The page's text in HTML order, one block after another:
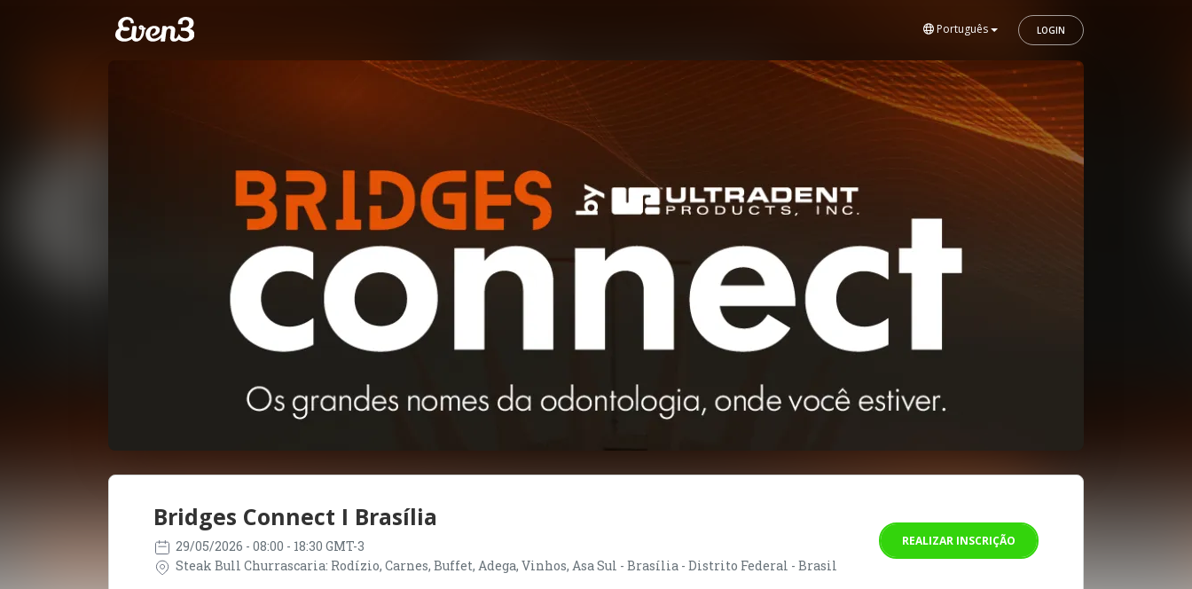
Português LOGIN
Bridges Connect I Brasília
29/05/2026 - 08:00 - 18:30 GMT-3
Steak Bull Churrascaria: Rodízio, Carnes, Buffet, Adega, Vinhos, Asa Sul - Brasília - Distrito Federal - Brasil
REALIZAR INSCRIÇÃO